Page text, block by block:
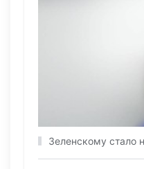
Зеленскому стало